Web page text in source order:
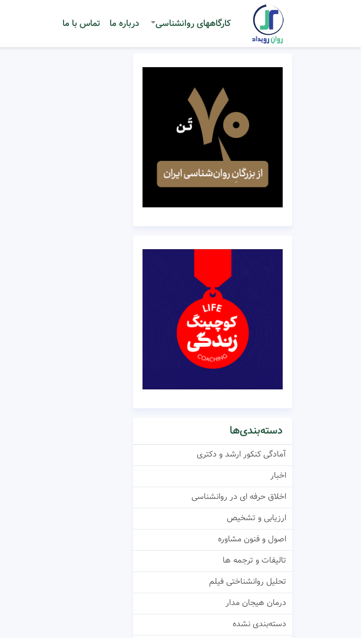
کارگاههای روانشناسی درباره ما تماس با ما
دسته‌بندی‌ها
آمادگی کنکور ارشد و دکتری
اخبار
اخلاق حرفه ای در روانشناسی
ارزیابی و تشخیص
اصول و فنون مشاوره
تالیفات و ترجمه ها
تحلیل روانشناختی فیلم
درمان هیجان مدار
دسته‌بندی نشده